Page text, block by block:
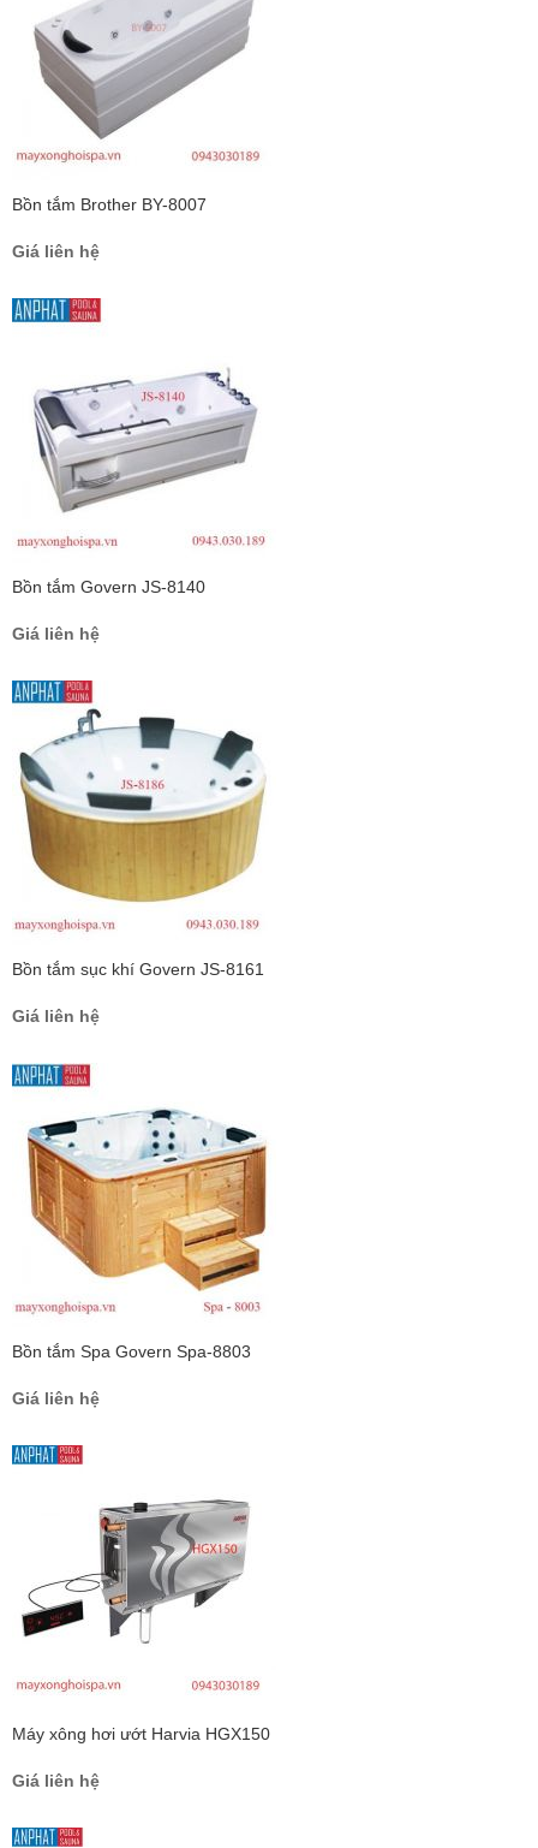
Bồn tắm Brother BY-8007
Giá liên hệ
Bồn tắm Govern JS-8140
Giá liên hệ
Bồn tắm sục khí Govern JS-8161
Giá liên hệ
Bồn tắm Spa Govern Spa-8803
Giá liên hệ
Máy xông hơi ướt Harvia HGX150
Giá liên hệ